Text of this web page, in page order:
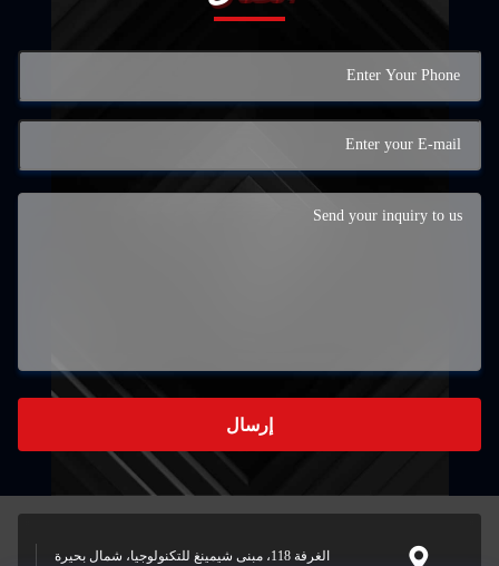
إرسال
الغرفة 118، مبنى شيمينغ للتكنولوجيا، شمال بحيرة